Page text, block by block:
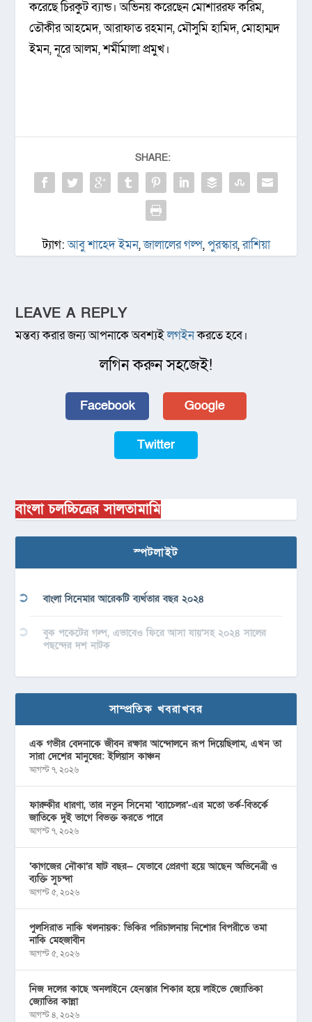
করেছে চিরকুট ব্যান্ড। অভিনয় করেছেন মোশাররফ করিম,
তৌকীর আহমেদ, আরাফাত রহমান, মৌসুমি হামিদ, মোহাম্মদ
ইমন, নূরে আলম, শর্মীমালা প্রমুখ।
SHARE:
ট্যাগ:আবু শাহেদ ইমন,জালালের গল্প,পুরস্কার,রাশিয়া
LEAVE A REPLY
মন্তব্য করার জন্য আপনাকে অবশ্যইলগইনকরতে হবে।
লগিন করুন সহজেই!
Facebook Google
Twitter
বাংলা চলচ্চিত্রের সালতামামি
স্পটলাইট
বাংলা সিনেমার আরেকটি ব্যর্থতার বছর ২০২৪
বুক পকেটের গল্প, এভাবেও ফিরে আসা যায়’সহ ২০২৪ সালের
পছন্দের দশ নাটক
সাম্প্রতিক খবরাখবর
এক গভীর বেদনাকে জীবন রক্ষার আন্দোলনে রূপ দিয়েছিলাম, এখন তা
সারা দেশের মানুষের: ইলিয়াস কাঞ্চন
আগস্ট ৭, ২০২৬
ফারুকীর ধারণা, তার নতুন সিনেমা ‘ব্যাচেলর’-এর মতো তর্ক-বিতর্কে
জাতিকে দুই ভাগে বিভক্ত করতে পারে
আগস্ট ৭, ২০২৬
‘কাগজের নৌকা’র ষাট বছর— যেভাবে প্রেরণা হয়ে আছেন অভিনেত্রী ও
ব্যক্তি সুচন্দা
আগস্ট ৫, ২০২৬
পুলসিরাত নাকি খলনায়ক: ভিকির পরিচালনায় নিশোর বিপরীতে তমা
নাকি মেহজাবীন
আগস্ট ৫, ২০২৬
নিজ দলের কাছে অনলাইনে হেনস্তার শিকার হয়ে লাইভে জ্যোতিকা
জ্যোতির কান্না
আগস্ট ৪, ২০২৬